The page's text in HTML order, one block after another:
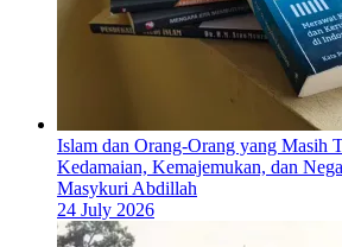
Islam dan Orang-Orang yang Masih
Kedamaian, Kemajemukan, dan
Masykuri Abdillah
24 July 2026